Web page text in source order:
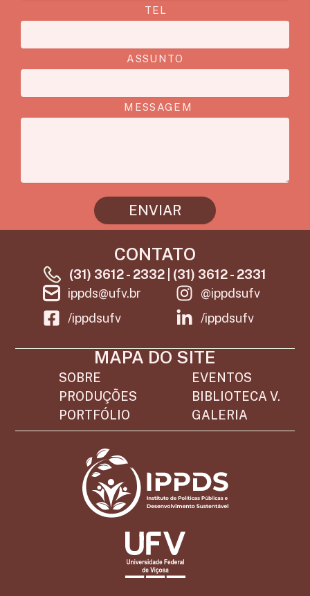
TEL
ASSUNTO
MESSAGEM
ENVIAR
CONTATO
(31) 3612 - 2332 | (31) 3612 - 2331
ippds@ufv.br
/ippdsufv
@ippdsufv
/ippdsufv
MAPA DO SITE
SOBRE
PRODUÇÕES
PORTFÓLIO
EVENTOS
BIBLIOTECA V.
GALERIA